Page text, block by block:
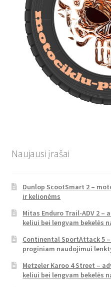
Naujausi įrašai
Dunlop ScootSmart 2 –
ir kelionėms
Mitas Enduro Trail-ADV 2 –
keliui bei lengvam bekelės
Continental SportAttack 5
proginiam naudojimui
Metzeler Karoo 4 Street –
keliui bei lengvam bekelės